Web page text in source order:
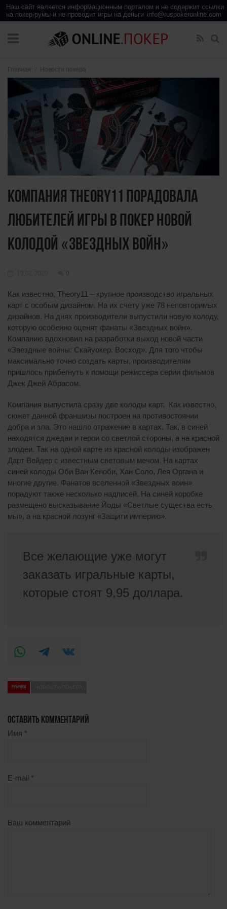
info@ruspokeronline.com
Главная / Новости покера
Компания Theory11 порадовала
любителей игры в покер новой
колодой «Звездных войн»
Как известно, Theory11 – крупное производство игральных
карт с особым дизайном. На их счету уже 78 неповторимых
дизайнов. На днях производители выпустили новую колоду,
которую особенно оценят фанаты «Звездных войн».
Компанию вдохновил на разработки выход новой части
«Звездные войны: Скайуокер. Восход». Для того чтобы
максимально точно создать карты, производителям
пришлось прибегнуть к помощи режиссера серии фильмов
Джек Джей Абрасом.
Компания выпустила сразу две колоды карт. Как известно,
сюжет данной франшизы построен на противостоянии
добра и зла. Это нашло отражение в картах. Так, в синей
находятся джедаи и герои со светлой стороны, а на красной
злодеи. Так на одной карте из красной колоды изображен
Дарт Вейдер с известным световым мечом. На картах
синей колоды Оби Ван Кеноби, Хан Соло, Лея Органа и
многие другие. Фанатов вселенной «Звездных воин»
порадуют также несколько надписей. На синей коробке
размещено высказывание Йоды «Светлые существа есть
мы», а на красной лозунг «Защити империю».
Все желающие уже могут
заказать игральные карты,
которые стоят 9,95 доллара.
РУБРИКИ
ОСТАВИТЬ КОММЕНТАРИЙ
Имя *
E-mail *
Ваш комментарий